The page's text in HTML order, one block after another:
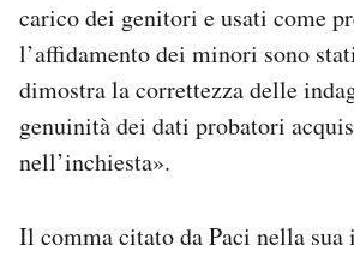
carico dei genitori e usati come
l’affidamento dei minori sono
dimostra la correttezza delle
genuinità dei dati probatori
nell’inchiesta».
Il comma citato da Paci nella sua